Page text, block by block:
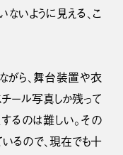
いように見える、こ
がら、舞台装置や衣
ール写真しか残って
るのは難しい。その
るので、現在でも十